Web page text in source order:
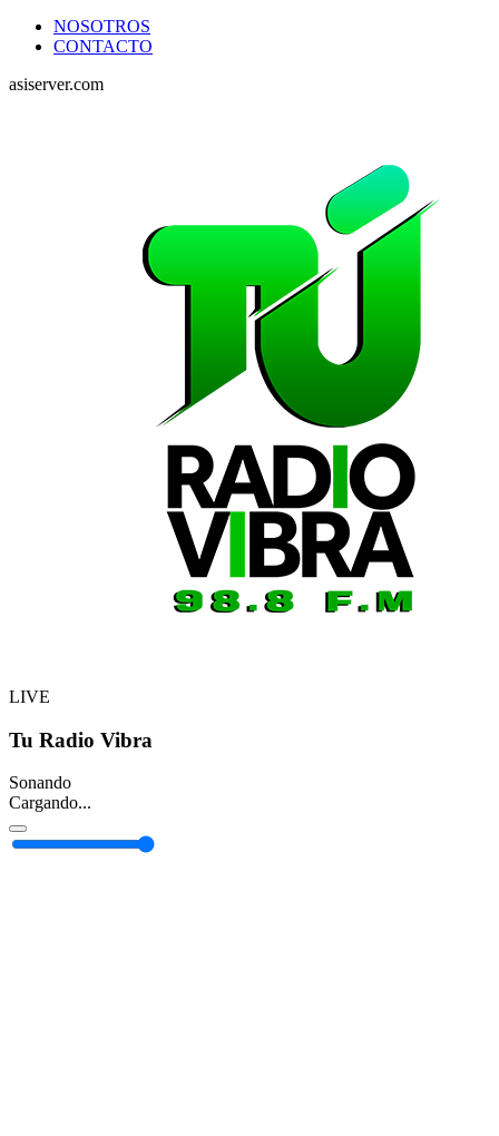
NOSOTROS
CONTACTO
asiserver.com
LIVE
Tu Radio Vibra
Sonando
Cargando...